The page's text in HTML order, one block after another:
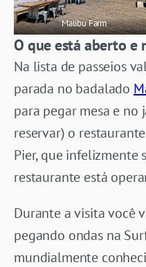
Malibu Farm
O que está aberto e
Na lista de passeios
parada no badalado
para pegar mesa e no
reservar) o
Pier, que infelizmente
restaurante está
Durante a visita você
pegando ondas na
mundialmente